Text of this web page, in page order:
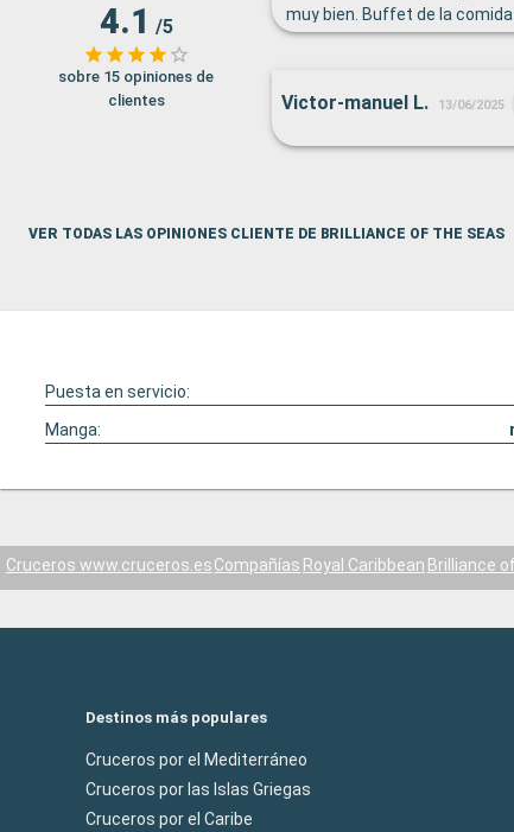
4.1 /5
sobre 15 opiniones de
clientes
muy bien. Buffet de la comida
Victor-manuel L. 13/06/2025
VER TODAS LAS OPINIONES CLIENTE DE BRILLIANCE OF THE SEAS
Puesta en servicio:
Manga:
Cruceros www.cruceros.esCompañías Royal Caribbean Brilliance
Destinos más populares
Cruceros por el Mediterráneo
Cruceros por las Islas Griegas
Cruceros por el Caribe